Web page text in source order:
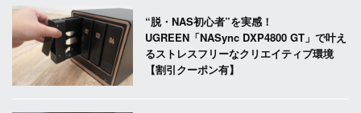
“脱・NAS初心者”を実感！
UGREEN「NASync DXP4800 GT」で叶え
るストレスフリーなクリエイティブ環境
【割引クーポン有】